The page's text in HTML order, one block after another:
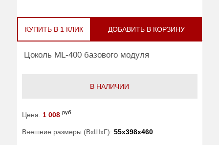
КУПИТЬ В 1 КЛИК ДОБАВИТЬ В КОРЗИНУ
Цоколь ML-400 базового модуля
В НАЛИЧИИ
Цена: 1 008 руб
Внешние размеры (ВхШхГ): 55x398x460